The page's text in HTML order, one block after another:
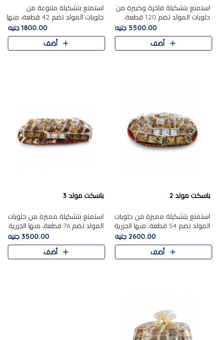
استمتع بتشكيلة فاخرة وكبيرة من
حلويات المولد تضم 120 قطعة،
5500.00 جنيه
أضف
استمتع بتشكيلة متنوعة من
حلويات المولد تضم 42 قطعة، منها
علي بابا بالمكسرات و،.....1800.00 جنيه
أضف
باسكت مولد 2
استمتع بتشكيلة مميزة من حلويات
المولد تضم 54 قطعة، منها الجزرية
بالفول والبندق، علي بابا بالمكسرات،
ا.....
2600.00 جنيه
أضف
باسكت مولد 3
استمتع بتشكيلة مميزة من حلويات
المولد تضم 76 قطعة، منها الجزرية
بالفول والبندق، علي باب........
3500.00 جنيه
أضف